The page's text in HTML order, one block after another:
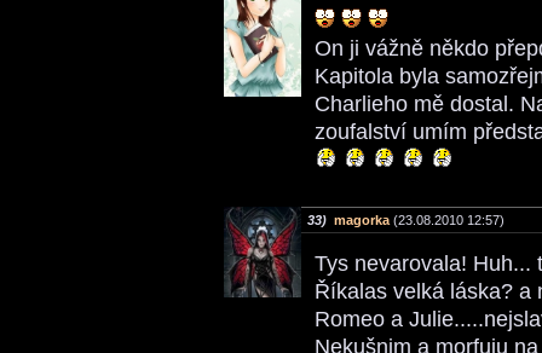
On ji vážně někdo
Kapitola byla
Charlieho mě dostal.
zoufalství umím
33) magorka (23.08.2010 12:57)
Tys nevarovala! Huh...
Říkalas velká láska? a
Romeo a
Nekušnim a morfuju